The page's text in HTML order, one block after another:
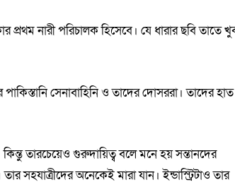
প্রথম নারী পরিচালক হিসেবে। যে ধারার ছবি তাতে
সেনাবাহিনি ও তাদের দোসররা। তাদের হাত
তারচেয়েও গুরুদায়িত্ব বলে মনে হয় সন্তানদের
অনেকেই মারা যান। ইন্ডাস্ট্রিটাও তার